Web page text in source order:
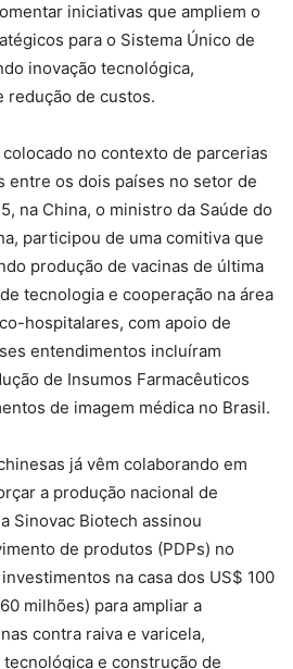
iniciativas que ampliem o
para o Sistema Único de
inovação tecnológica,
redução de custos.
no contexto de parcerias
entre os dois países no setor de
na China, o ministro da Saúde do
participou de uma comitiva que
produção de vacinas de última
tecnologia e cooperação na área
hospitalares, com apoio de
entendimentos incluíram
de Insumos Farmacêuticos
de imagem médica no Brasil.
já vêm colaborando em
a produção nacional de
Sinovac Biotech assinou
de produtos (PDPs) no
na casa dos US$ 100
milhões) para ampliar a
contra raiva e varicela,
e construção de